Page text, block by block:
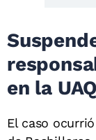
en la UAQ
El caso